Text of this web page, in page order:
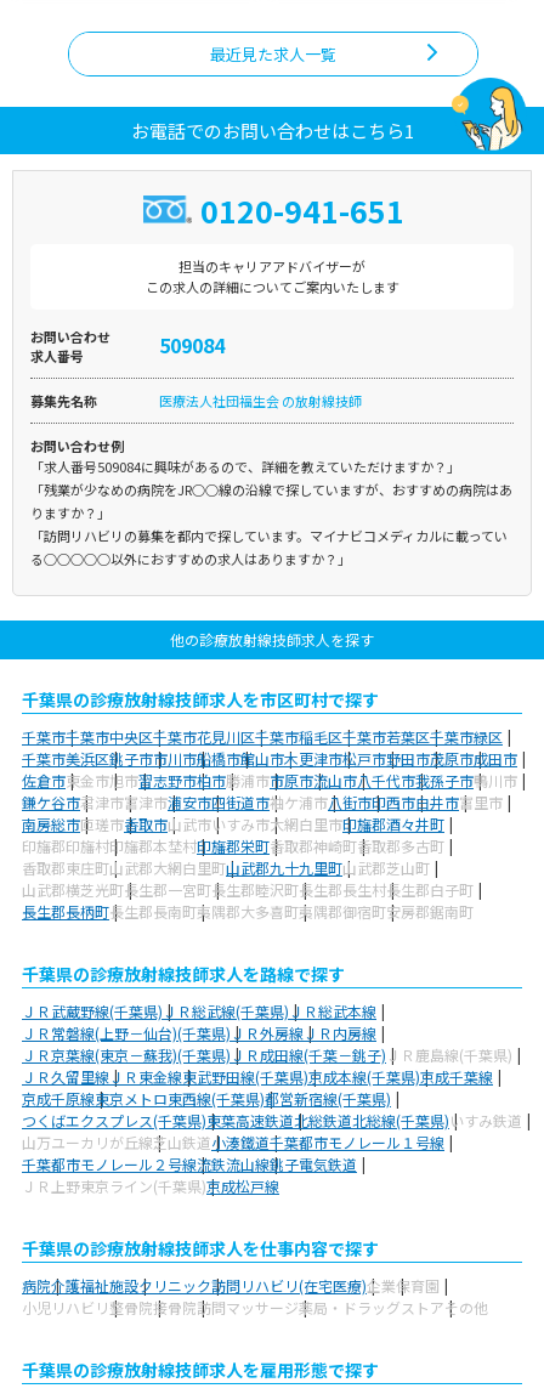
最近見た求人一覧
お電話でのお問い合わせはこちら1
0120-941-651
担当のキャリアアドバイザーが
この求人の詳細についてご案内いたします
お問い合わせ
求人番号
509084
募集先名称 医療法人社団福生会 の放射線技師
お問い合わせ例
「求人番号509084に興味があるので、詳細を教えていただけますか？」
「残業が少なめの病院をJR○○線の沿線で探していますが、おすすめの病院はあ
りますか？」
「訪問リハビリの募集を都内で探しています。マイナビコメディカルに載ってい
る○○○○○以外におすすめの求人はありますか？」
他の診療放射線技師求人を探す
千葉県の診療放射線技師求人を市区町村で探す
千葉市千葉市中央区千葉市花見川区千葉市稲毛区千葉市若葉区千葉市緑区
千葉市美浜区銚子市市川市船橋市館山市木更津市松戸市野田市茂原市成田市
佐倉市東金市旭市習志野市柏市勝浦市市原市流山市八千代市我孫子市鴨川市
鎌ケ谷市君津市富津市浦安市四街道市袖ケ浦市八街市印西市白井市富里市
南房総市匝瑳市香取市山武市いすみ市大網白里市印旛郡酒々井町
印旛郡印旛村印旛郡本埜村印旛郡栄町香取郡神崎町香取郡多古町
香取郡東庄町山武郡大網白里町山武郡九十九里町山武郡芝山町
山武郡横芝光町長生郡一宮町長生郡睦沢町長生郡長生村長生郡白子町
長生郡長柄町長生郡長南町夷隅郡大多喜町夷隅郡御宿町安房郡鋸南町
千葉県の診療放射線技師求人を路線で探す
ＪＲ武蔵野線(千葉県)ＪＲ総武線(千葉県)ＪＲ総武本線
ＪＲ常磐線(上野－仙台)(千葉県)ＪＲ外房線ＪＲ内房線
ＪＲ京葉線(東京－蘇我)(千葉県)ＪＲ成田線(千葉－銚子) ＪＲ鹿島線(千葉県)
ＪＲ久留里線ＪＲ東金線東武野田線(千葉県)京成本線(千葉県)京成千葉線
京成千原線東京メトロ東西線(千葉県)都営新宿線(千葉県)
つくばエクスプレス(千葉県)東葉高速鉄道北総鉄道北総線(千葉県)いすみ鉄道
山万ユーカリが丘線芝山鉄道小湊鐵道千葉都市モノレール１号線
千葉都市モノレール２号線流鉄流山線銚子電気鉄道
ＪＲ上野東京ライン(千葉県)京成松戸線
千葉県の診療放射線技師求人を仕事内容で探す
病院介護福祉施設クリニック訪問リハビリ(在宅医療)企業保育園
小児リハビリ整骨院接骨院訪問マッサージ薬局・ドラッグストアその他
千葉県の診療放射線技師求人を雇用形態で探す